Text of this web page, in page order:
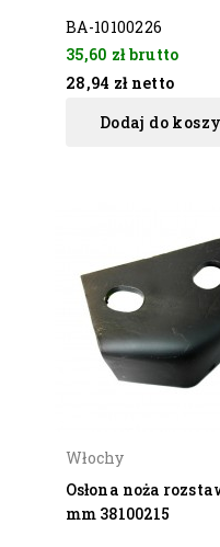
BA-10100226
35,60 złbrutto
28,94 zł netto
Dodaj do
Włochy
Osłona noża
mm 38100215